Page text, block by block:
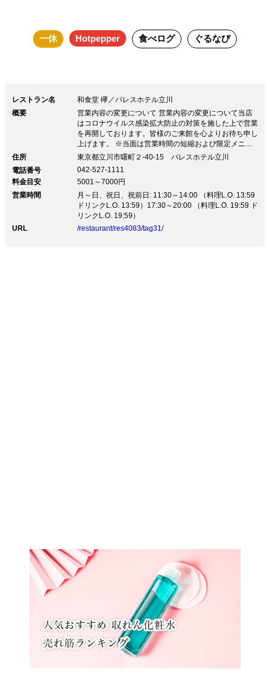
一休 Hotpepper 食べログ ぐるなび
レストラン名
和食堂 欅／パレスホテル立川
概要
営業内容の変更について 営業内容の変更について当店
はコロナウイルス感染拡大防止の対策を施した上で営業
を再開しております。皆様のご来館を心よりお待ち申し
上げます。 ※当面は営業時間の短縮および限定メニュ
ーでのご提供となりますのでご了承ください。 ランチ
住所
東京都立川市曙町２-40-15 パレスホテル立川
電話番号
042-527-1111
料金目安
5001～7000円
営業時間
月～日、祝日、祝前日: 11:30～14:00 （料理L.O. 13:59
ドリンクL.O. 13:59）17:30～20:00 （料理L.O. 19:59 ド
リンクL.O. 19:59）
URL
/restaurant/res4083/tag31/